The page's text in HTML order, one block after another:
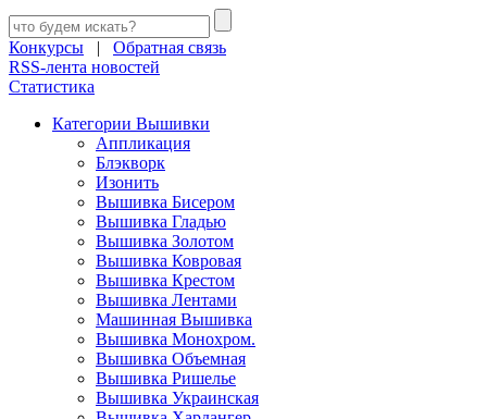
Конкурсы | Обратная связь
RSS-лента новостей
Статистика
Категории Вышивки
Аппликация
Блэкворк
Изонить
Вышивка Бисером
Вышивка Гладью
Вышивка Золотом
Вышивка Ковровая
Вышивка Крестом
Вышивка Лентами
Машинная Вышивка
Вышивка Монохром.
Вышивка Объемная
Вышивка Ришелье
Вышивка Украинская